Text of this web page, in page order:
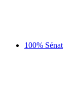
100% Sénat